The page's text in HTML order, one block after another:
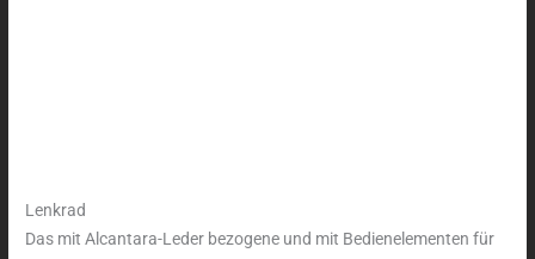
Lenkrad
Das mit Alcantara-Leder bezogene und mit Bedienelementen für